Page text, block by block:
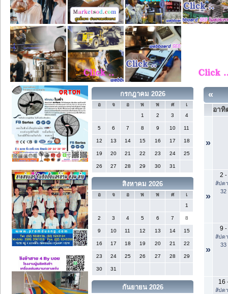
กรกฎาคม 2026
อ จ อ พ พ ศ
เ
1
2 3 4
5 6 7 8 9 10 11
12 13 14 15 16 17 18
19 20 21 22 23 24 25
26 27 28 29 30 31
สิงหาคม 2026
อ จ อ พ พ ศ
เ
1
2 3 4 5 6 7 8
9 10 11 12 13 14 15
16 17 18 19 20 21 22
23 24 25 26 27 28 29
30 31
กันยายน 2026
«
อาทิ
»
»
2 -
สัปด
32
»
9 -
สัปด
33
16
สัปด